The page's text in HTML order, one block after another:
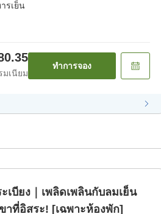
รเย็น
มเนียม
ทำการจอง
บียง｜เพลิดเพลินกับลมเย็น
ที่อิสระ! [เฉพาะห้องพัก]